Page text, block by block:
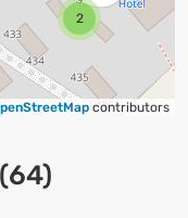
2
contributors
(64)